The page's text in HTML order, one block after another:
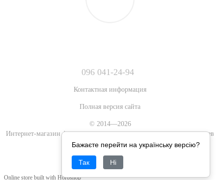
096 041-24-94
Контактная информация
Полная версия сайта
© 2014—2026
Интернет-магазин фигурок аниме, игровых и художественных героев
Рус Укр
Online store built with Horoshop
Бажаєте перейти на українську версію?
Так Ні